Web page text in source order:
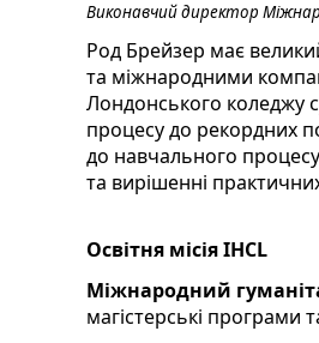
Виконавчий директор
Род Брейзер має
та міжнародними
Лондонського коледжу
процесу до рекордних
до навчального
та вирішенні
Освітня місія IHCL
Міжнародний
магістерські програми